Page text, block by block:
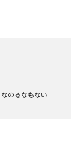
なのるなもない